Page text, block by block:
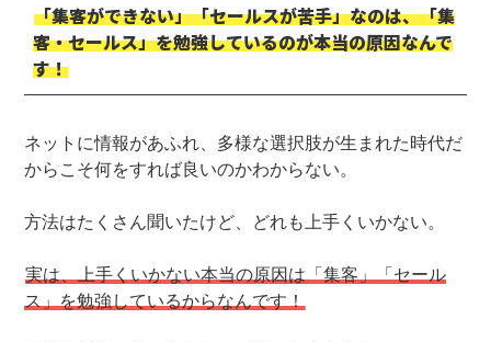
「集客ができない」「セールスが苦手」なのは、「集
客・セールス」を勉強しているのが本当の原因なんで
す！
ネットに情報があふれ、多様な選択肢が生まれた時代だ
からこそ何をすれば良いのかわからない。
方法はたくさん聞いたけど、どれも上手くいかない。
実は、上手くいかない本当の原因は「集客」「セール
ス」を勉強しているからなんです！